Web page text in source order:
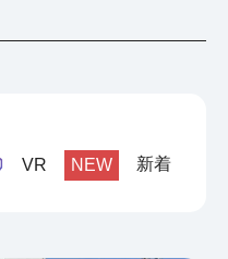
VR NEW 新着